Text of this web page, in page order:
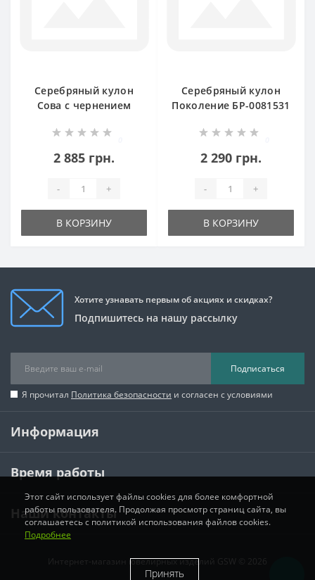
Серебряный кулон
Сова с чернением
2 885 грн.
- +
В КОРЗИНУ
Серебряный кулон
Поколение БР-0081531
2 290 грн.
- +
В КОРЗИНУ
Хотите узнавать первым об акциях и скидках?
Подпишитесь на нашу рассылку
Подписаться
Я прочитал Политика безопасности и согласен с условиями
Информация
Время работы
Наши контакты
Интернет-магазин ювелирных изделий GSW © 2026
Этот сайт использует файлы cookies для более комфортной
работы пользователя. Продолжая просмотр страниц сайта, вы
соглашаетесь с политикой использования файлов cookies.
Подробнее
Принять